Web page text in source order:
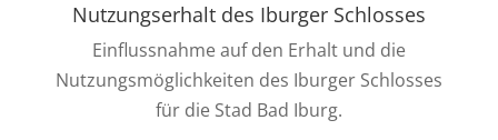
Nutzungserhalt des Iburger Schlosses
Einflussnahme auf den Erhalt und die
Nutzungsmöglichkeiten des Iburger Schlosses
für die Stad Bad Iburg.